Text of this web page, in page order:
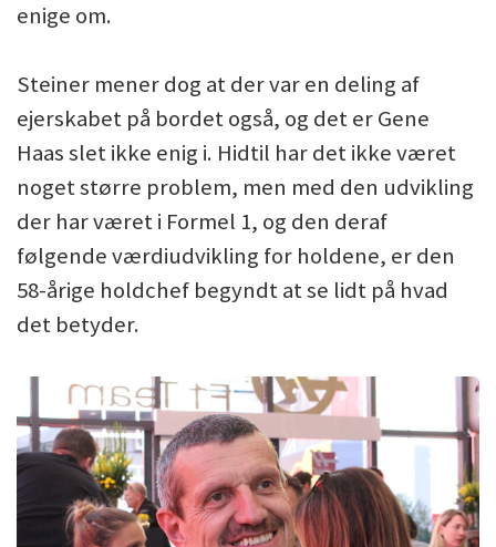
enige om.
Steiner mener dog at der var en deling af
ejerskabet på bordet også, og det er Gene
Haas slet ikke enig i. Hidtil har det ikke været
noget større problem, men med den udvikling
der har været i Formel 1, og den deraf
følgende værdiudvikling for holdene, er den
58-årige holdchef begyndt at se lidt på hvad
det betyder.